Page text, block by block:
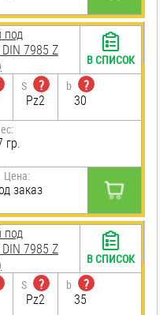
под
7985 Z
S
?
Pz2
b
?
30
гр.
Цена:
заказ
В СПИСОК
под
7985 Z
S
?
Pz2
b
?
35
В СПИСОК